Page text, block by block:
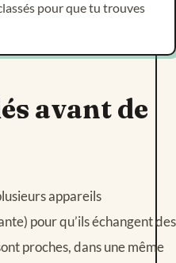
pour que tu trouves
avant de
appareils
pour qu’ils échangent des
proches, dans une même